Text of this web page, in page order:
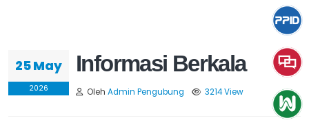
25 May
2026
Informasi Berkala
Oleh Admin Pengubung 3214 View